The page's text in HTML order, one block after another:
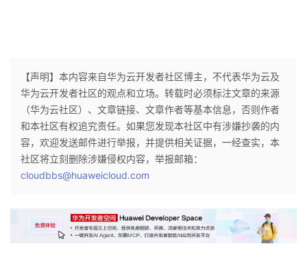
【声明】本内容来自华为云开发者社区博主，不代表华为云及
华为云开发者社区的观点和立场。转载时必须标注文章的来源
（华为云社区）、文章链接、文章作者等基本信息，否则作者
和本社区有权追究责任。如果您发现本社区中有涉嫌抄袭的内
容，欢迎发送邮件进行举报，并提供相关证据，一经查实，本
社区将立刻删除涉嫌侵权内容，举报邮箱：
cloudbbs@huaweicloud.com